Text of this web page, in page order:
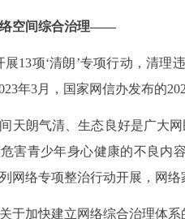
空间综合治理——
展13项‘清朗’专项行动，清理
年3月，国家网信办发布的
天朗气清、生态良好是广大
害青少年身心健康的不良内
络专项整治行动开展，网络
于加快建立网络综合治理体